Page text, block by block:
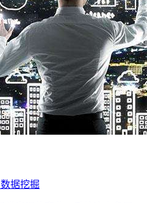
数据挖掘